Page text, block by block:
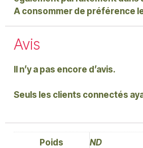
A consommer de préférence
Avis
Il n’y a pas encore d’avis.
Seuls les clients connectés
Poids ND